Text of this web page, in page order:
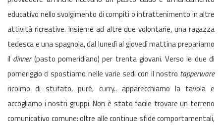
educativo nello svolgimento di compiti o intrattenimento in altre
attività ricreative. Insieme ad altre due volontarie, una ragazza
tedesca e una spagnola, dal lunedì al giovedì mattina prepariamo
il dinner(pasto pomeridiano) per trenta giovani. Verso le due di
pomeriggio ci spostiamo nelle varie sedi con il nostro tapperware
ricolmo di stufato, puré, curry.. apparecchiamo la tavola e
accogliamo i nostri gruppi. Non è stato facile trovare un terreno
comunicativo comune: oltre alle continue sfide comportamentali,